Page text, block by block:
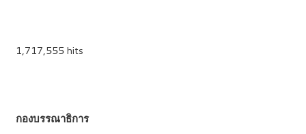
1,717,555 hits
กองบรรณาธิการ